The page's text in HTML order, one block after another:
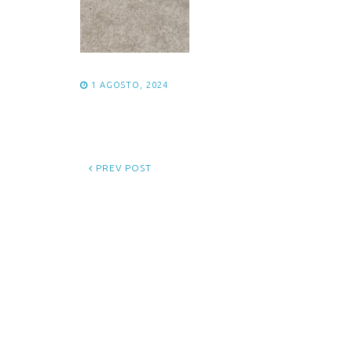
1 AGOSTO, 2024
PREV POST